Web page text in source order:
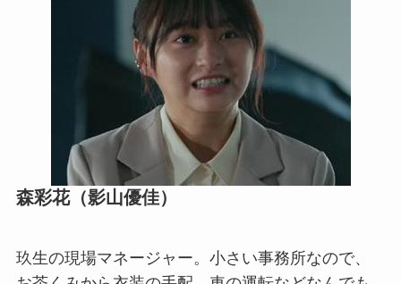
森彩花（影山優佳）
玖生の現場マネージャー。小さい事務所なので、